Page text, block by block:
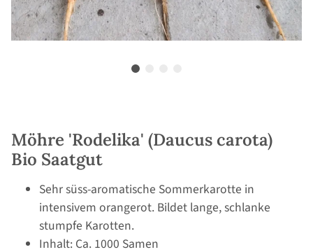
Möhre 'Rodelika' (Daucus carota)
Bio Saatgut
Sehr süss-aromatische Sommerkarotte in
intensivem orangerot. Bildet lange, schlanke
stumpfe Karotten.
Inhalt: Ca. 1000 Samen